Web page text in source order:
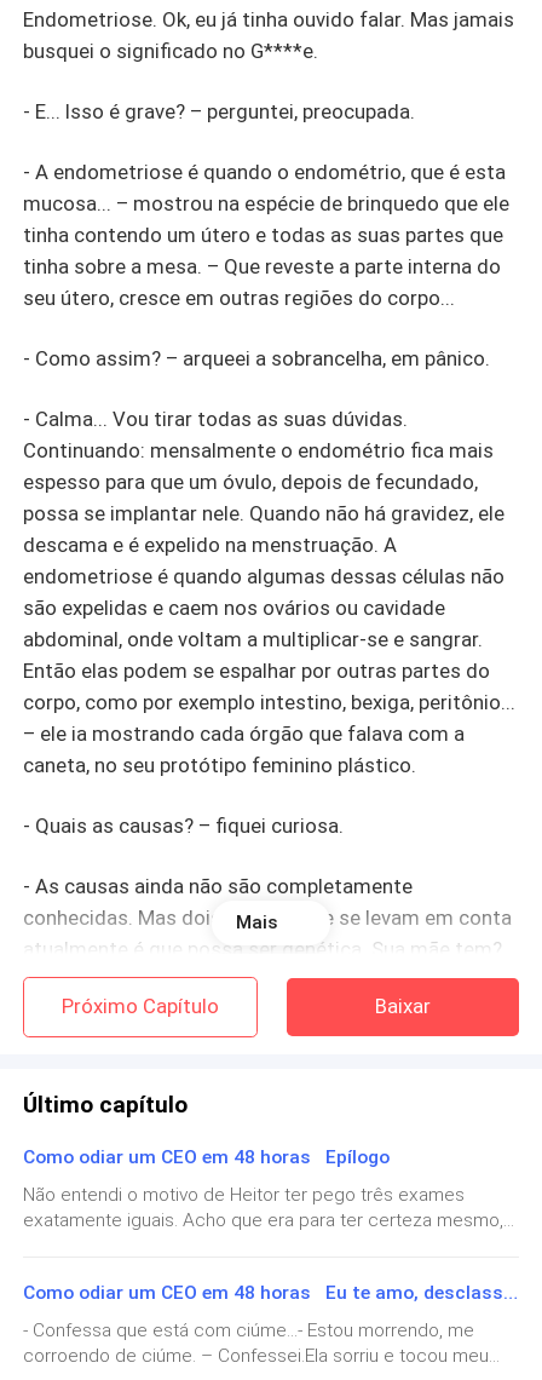
Endometriose. Ok, eu já tinha ouvido falar. Mas jamais
busquei o significado no G****e.
- E... Isso é grave? – perguntei, preocupada.
- A endometriose é quando o endométrio, que é esta
mucosa... – mostrou na espécie de brinquedo que ele
tinha contendo um útero e todas as suas partes que
tinha sobre a mesa. – Que reveste a parte interna do
seu útero, cresce em outras regiões do corpo...
- Como assim? – arqueei a sobrancelha, em pânico.
- Calma... Vou tirar todas as suas dúvidas.
Continuando: mensalmente o endométrio fica mais
espesso para que um óvulo, depois de fecundado,
possa se implantar nele. Quando não há gravidez, ele
descama e é expelido na menstruação. A
endometriose é quando algumas dessas células não
são expelidas e caem nos ovários ou cavidade
abdominal, onde voltam a multiplicar-se e sangrar.
Então elas podem se espalhar por outras partes do
corpo, como por exemplo intestino, bexiga, peritônio...
– ele ia mostrando cada órgão que falava com a
caneta, no seu protótipo feminino plástico.
- Quais as causas? – fiquei curiosa.
- As causas ainda não são completamente
conhecidas. Mas dois fatores que se levam em conta
atualmente é que possa ser genética. Sua mãe tem?
- Eu não sei... Minha mãe já morreu. Talvez até
pudesse ter desenvolvido, mas não tenho como
deficiências do sistema imunológico.
- Então minhas cólicas intensas e que parecem me
Mais
Próximo Capítulo Baixar
Último capítulo
Como odiar um CEO em 48 horas Epílogo
Não entendi o motivo de Heitor ter pego três exames
exatamente iguais. Acho que era para ter certeza mesmo,
rainha do cloro, senti um embrulho no estômago com o
odor. Respirei fundo e tentei seguir com o plano de fazer
xixi nos “termômetros” que tinham dentro das caixinhas.
Como odiar um CEO em 48 horas Eu te amo, desclassificado
- Confessa que está com ciúme...- Estou morrendo, me
corroendo de ciúme. – Confessei.Ela sorriu e tocou meu